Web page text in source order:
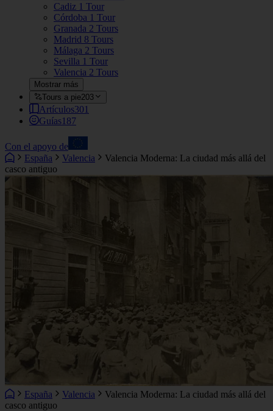
Cadiz 1 Tour
Córdoba 1 Tour
Granada 2 Tours
Madrid 8 Tours
Málaga 2 Tours
Sevilla 1 Tour
Valencia 2 Tours
Mostrar más
Tours a pie203
Artículos301
Guías187
Con el apoyo de
España
Valencia
Valencia Moderna: La ciudad más allá del
casco antiguo
España Valencia
Valencia Moderna: La ciudad más allá del
casco antiguo